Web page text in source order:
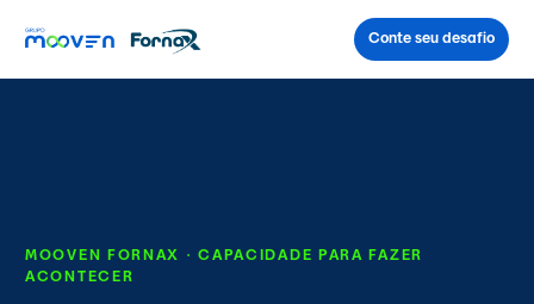
Conte seu desafio
MOOVEN FORNAX · CAPACIDADE PARA FAZER
ACONTECER